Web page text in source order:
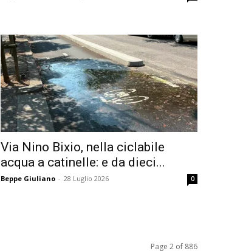
Via Nino Bixio, nella ciclabile
acqua a catinelle: e da dieci...
Beppe Giuliano - 28 Luglio 2026 0
Page 2 of 886